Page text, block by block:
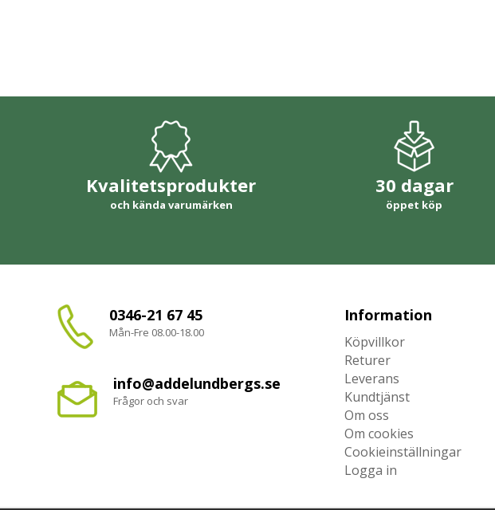
Kvalitetsprodukter
och kända varumärken
30 dagar
öppet köp
0346-21 67 45
Mån-Fre 08.00-18.00
info@addelundbergs.se
Frågor och svar
Information
Köpvillkor
Returer
Leverans
Kundtjänst
Om oss
Om cookies
Cookieinställningar
Logga in